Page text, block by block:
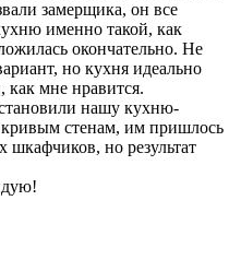
замерщика, он все
именно такой, как
окончательно. Не
но кухня идеально
как мне нравится.
нашу кухню-
стенам, им пришлось
но результат